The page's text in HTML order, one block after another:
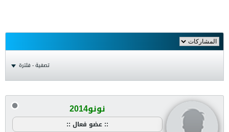
تصفية - فلترة
نونو2014
:: عضو فعال ::